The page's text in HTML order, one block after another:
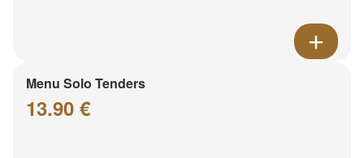
Menu Solo Tenders
13.90 €